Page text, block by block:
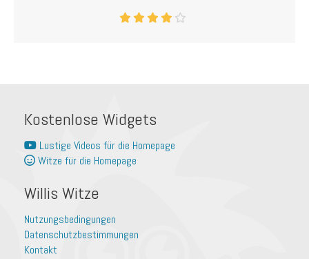
Kostenlose Widgets
Lustige Videos für die Homepage
Witze für die Homepage
Willis Witze
Nutzungsbedingungen
Datenschutzbestimmungen
Kontakt